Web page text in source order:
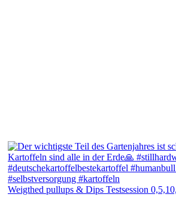
Weigthed pullups & Dips Testsession